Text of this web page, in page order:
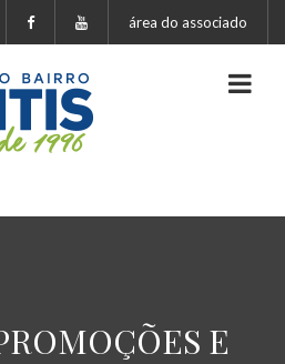
área do associado
E